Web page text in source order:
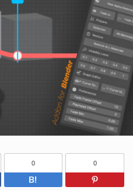
Facebook
0
はてなブッ
0